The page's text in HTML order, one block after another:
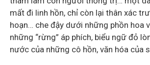
mất đi linh hồn, chỉ còn lại thân xác
hoạn… che đậy dưới những phồn hoa
những “rừng” áp phích, biểu ngữ đỏ
nước của những cô hồn, văn hóa của